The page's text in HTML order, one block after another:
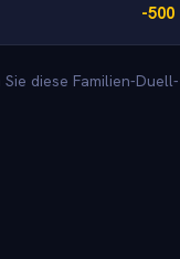
-500
diese Familien-Duell-